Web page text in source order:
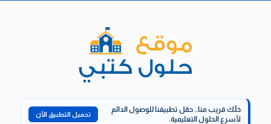
خلّك قريب منا.. حمّل تطبيقنا للوصول الدائم
لأسرع الحلول التعليمية.
تحميل التطبيق الآن